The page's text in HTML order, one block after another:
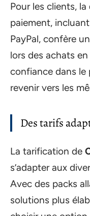
Pour les clients,
paiement,
PayPal, confère
lors des achats
confiance dans le
revenir vers les
Des tarifs
La tarification de
s’adapter aux
Avec des packs
solutions plus